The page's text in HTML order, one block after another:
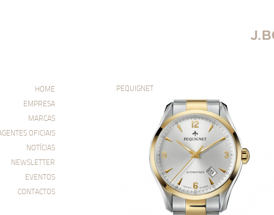
HOME
EMPRESA
MARCAS
OFICIAIS
NOTÍCIAS
NEWSLETTER
EVENTOS
CONTACTOS
PEQUIGNET